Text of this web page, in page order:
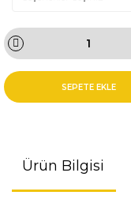
SEPETE EKLE
Ürün Bilgisi